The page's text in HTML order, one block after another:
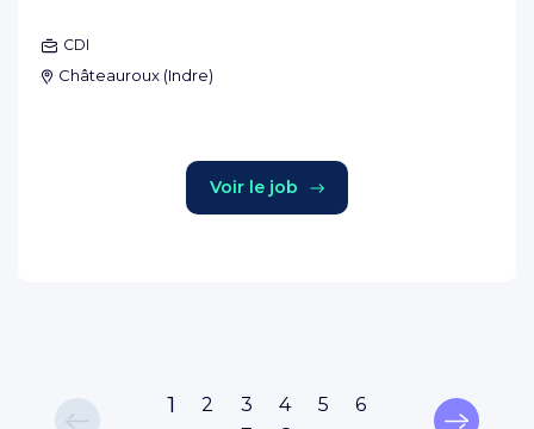
CDI
Châteauroux (Indre)
Voir le job
1 2 3 4 5
6